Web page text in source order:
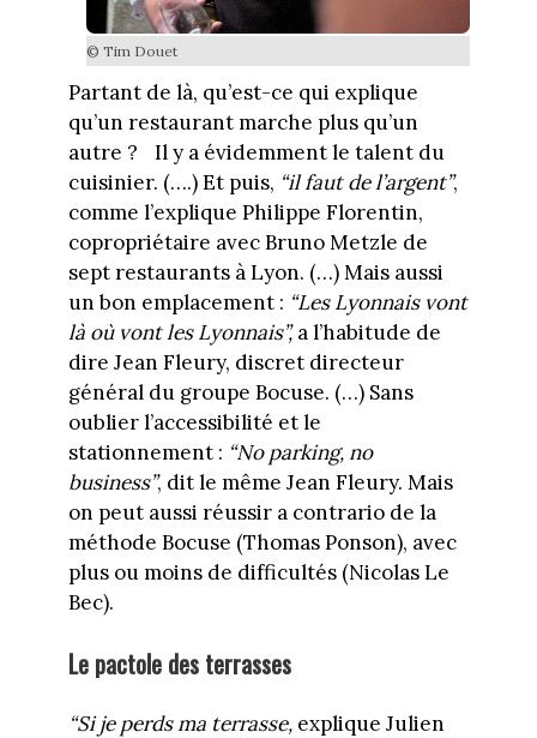
© Tim Douet
Partant de là, qu’est-ce qui explique
qu’un restaurant marche plus qu’un
autre ? Il y a évidemment le talent du
cuisinier. (….) Et puis, “il faut de l’argent”,
comme l’explique Philippe Florentin,
copropriétaire avec Bruno Metzle de
sept restaurants à Lyon. (…) Mais aussi
un bon emplacement : “Les Lyonnais vont
là où vont les Lyonnais”,a l’habitude de
dire Jean Fleury, discret directeur
général du groupe Bocuse. (…) Sans
oublier l’accessibilité et le
stationnement : “No parking, no
business”, dit le même Jean Fleury. Mais
on peut aussi réussir a contrario de la
méthode Bocuse (Thomas Ponson), avec
plus ou moins de difficultés (Nicolas Le
Bec).
Le pactole des terrasses
“Si je perds ma terrasse,explique Julien